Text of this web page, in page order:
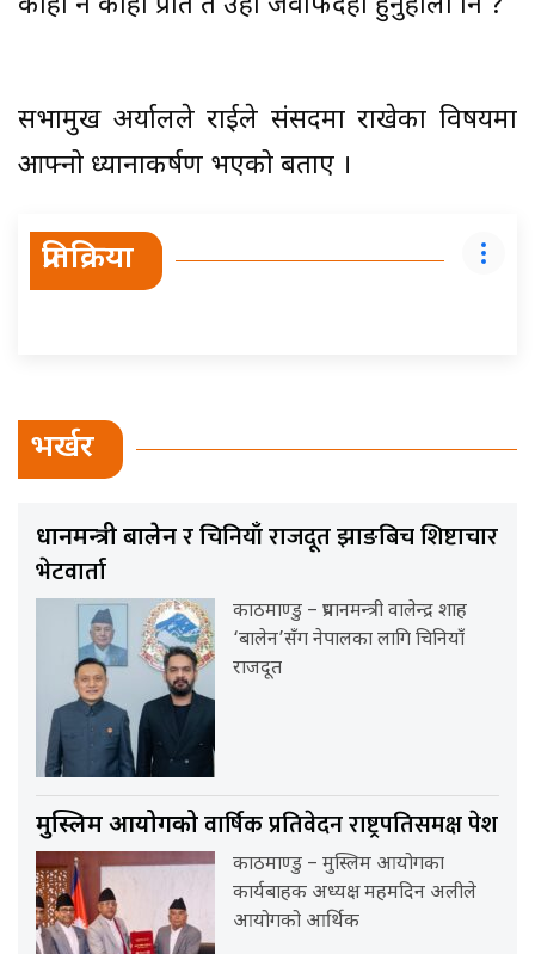
सभामुख अर्यालले राईले संसदमा राखेका विषयमा
आफ्नो ध्यानाकर्षण भएको बताए ।
प्रतिक्रिया
भर्खर
प्रधानमन्त्री बालेनर चिनियाँ राजदूत झाङबिच शिष्टाचार
भेटवार्ता
काठमाण्डु – प्रधानमन्त्री वालेन्द्र शाह
‘बालेन’सँग नेपालका लागि चिनियाँ
राजदूत
मुस्लिम आयोगकोवार्षिक प्रतिवेदन राष्ट्रपतिसमक्ष पेश
काठमाण्डु – मुस्लिम आयोगका
कार्यबाहक अध्यक्ष महमदिन अलीले
आयोगको आर्थिक